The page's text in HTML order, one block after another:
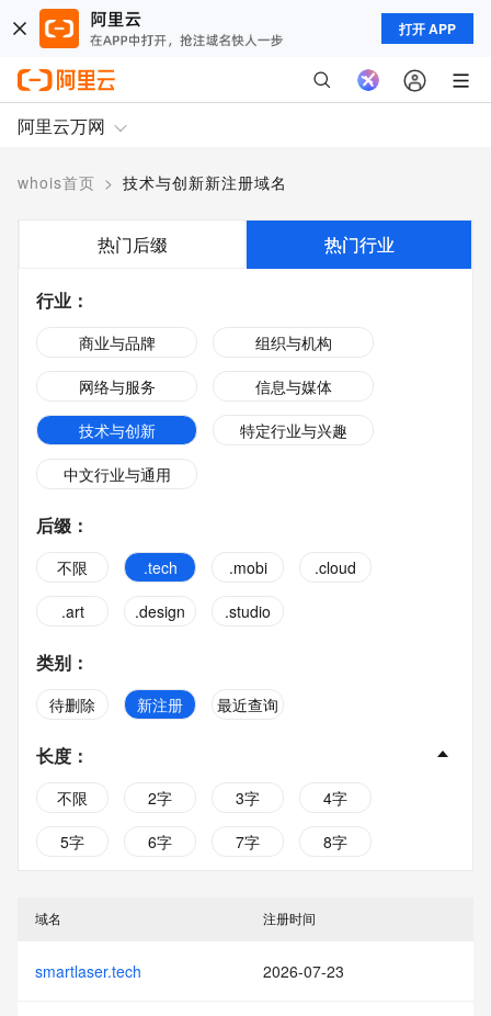
打开 APP
阿里云万网
whois首页 > 技术与创新新注册域名
热门后缀 热门行业
行业 ：
商业与品牌
组织与机构
网络与服务
信息与媒体
技术与创新
特定行业与兴趣
中文行业与通用
后缀 ：
不限 .tech .mobi
.cloud
.art
.design .studio
类别 ：
待删除 新注册 最近查询
长度 ：
不限 2字 3字
4字
5字
6字 7字
8字
域名 注册时间
smartlaser.tech 2026-07-23